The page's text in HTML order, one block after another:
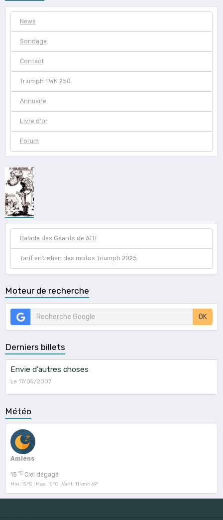
News
Sondage
Contact
Triumph TWN 250
Annuaire
Livre d'or
Forum
Balade des Géants de ATH
Tarif entretien des motos Triumph 2025
Moteur de recherche
OK
Derniers billets
Envie d'autres choses
Le 17/05/2007
Météo
Amiens
15 °C Ciel dégagé
Min: 15 °C | Max: 15 °C | Vent: 11 kmh 69°